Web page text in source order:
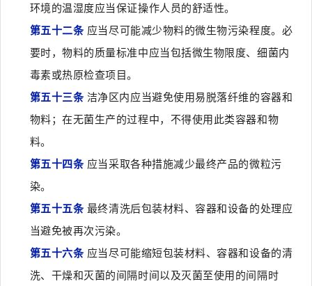
环境的温湿度应当保证操作人员的舒适性。
第五十二条应当尽可能减少物料的微生物污染程度。必
要时，物料的质量标准中应当包括微生物限度、细菌内
毒素或热原检查项目。
第五十三条 洁净区内应当避免使用易脱落纤维的容器和
物料；在无菌生产的过程中，不得使用此类容器和物
料。
第五十四条应当采取各种措施减少最终产品的微粒污
染。
第五十五条最终清洗后包装材料、容器和设备的处理应
当避免被再次污染。
第五十六条应当尽可能缩短包装材料、容器和设备的清
洗、干燥和灭菌的间隔时间以及灭菌至使用的间隔时